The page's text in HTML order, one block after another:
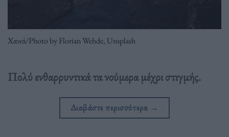
Χανιά/Photo by Florian Wehde, Unsplash
Πολύ ενθαρρυντικά τα νούμερα μέχρι στιγμής.
Διαβάστε περισσότερα →